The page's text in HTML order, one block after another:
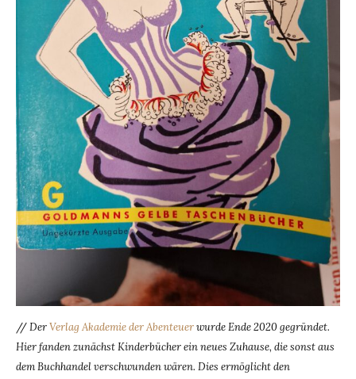
//DerVerlag Akademie der Abenteuerwurde Ende 2020 gegründet.
Hier fanden zunächst Kinderbücher ein neues Zuhause, die sonst aus
dem Buchhandel verschwunden wären. Dies ermöglicht den